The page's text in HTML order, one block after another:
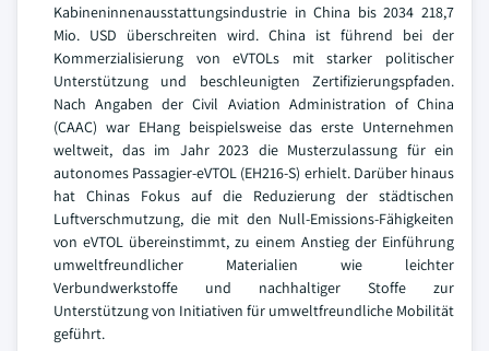
Kabineninnenausstattungsindustrie in China bis 2034 218,7
Mio. USD überschreiten wird. China ist führend bei der
Kommerzialisierung von eVTOLs mit starker politischer
Unterstützung und beschleunigten Zertifizierungspfaden.
Nach Angaben der Civil Aviation Administration of China
(CAAC) war EHang beispielsweise das erste Unternehmen
weltweit, das im Jahr 2023 die Musterzulassung für ein
autonomes Passagier-eVTOL (EH216-S) erhielt. Darüber hinaus
hat Chinas Fokus auf die Reduzierung der städtischen
Luftverschmutzung, die mit den Null-Emissions-Fähigkeiten
von eVTOL übereinstimmt, zu einem Anstieg der Einführung
umweltfreundlicher Materialien wie leichter
Verbundwerkstoffe und nachhaltiger Stoffe zur
Unterstützung von Initiativen für umweltfreundliche Mobilität
geführt.